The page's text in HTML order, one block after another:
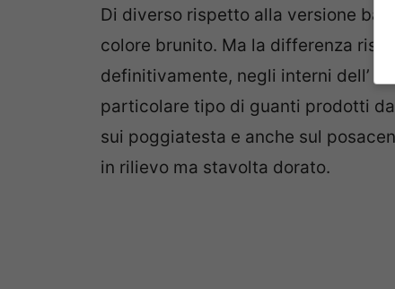
Di diverso rispetto alla versione
colore brunito. Ma la differenza
definitivamente, negli interni dell’
particolare tipo di guanti prodotti
sui poggiatesta e anche sul
in rilievo ma stavolta dorato.